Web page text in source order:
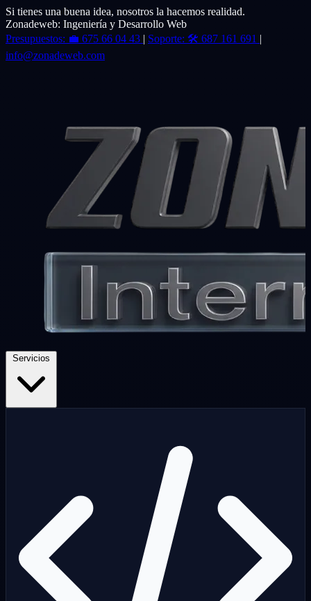
Si tienes una buena idea, nosotros la hacemos realidad.
Zonadeweb: Ingeniería y Desarrollo Web
Presupuestos: 💼 675 66 04 43 | Soporte: 🛠️ 687 161 691 |
info@zonadeweb.com